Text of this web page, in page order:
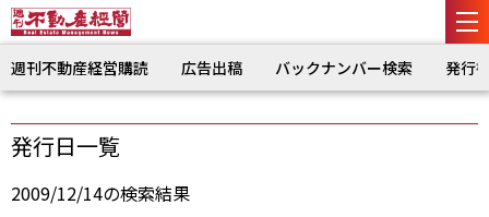
週刊不動産経営購読 広告出稿 バックナンバー検索 発行
発行日一覧
2009/12/14の検索結果